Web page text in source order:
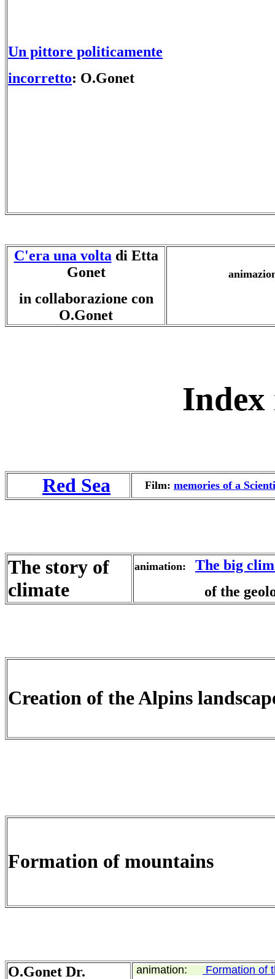
Un pittore politicamente
incorretto: O.Gonet
C'era una volta di Etta
Gonet
in collaborazione con
O.Gonet
animazioni
Index
Red Sea Film: memories of a
The story of
climate
animation: The big
of the
Creation of the Alpins
Formation of mountains
O.Gonet Dr. animation: Formation of